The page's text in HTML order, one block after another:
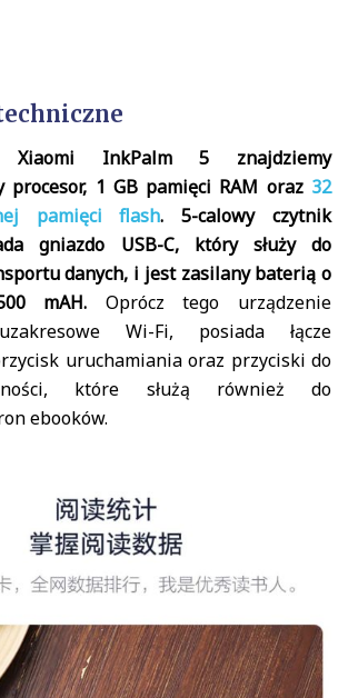
InkPalm 5 znajdziemy
procesor, 1 GB pamięci RAM oraz 32
pamięci flash. 5-calowy czytnik
gniazdo USB-C, który służy do
danych, i jest zasilany baterią o
mAH. Oprócz tego urządzenie
Wi-Fi, posiada łącze
uruchamiania oraz przyciski do
które służą również do
ebooków.